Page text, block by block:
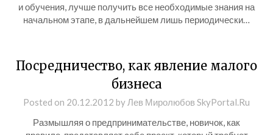
и обучения, лучше получить все необходимые знания на
начальном этапе, в дальнейшем лишь периодически…
Посредничество, как явление малого
бизнеса
Posted on 20.12.2012 by Лев Миролюбов SkyPortal.Ru
Размышляя о предпринимательстве, новичок, как